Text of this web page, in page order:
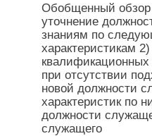
Обобщенный обзор
уточнение
знаниям по
характеристикам
при отсутствии
новой должности
характеристик по
должности
служащего